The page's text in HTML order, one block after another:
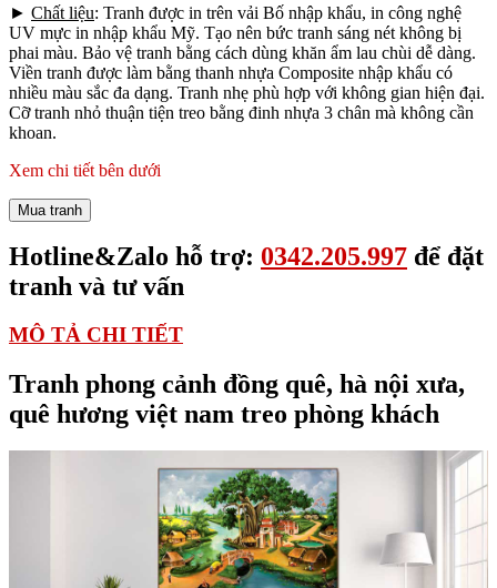
► Chất liệu: Tranh được in trên vải Bố nhập khẩu, in công nghệ
UV mực in nhập khẩu Mỹ. Tạo nên bức tranh sáng nét không bị
phai màu. Bảo vệ tranh bằng cách dùng khăn ẩm lau chùi dễ dàng.
Viền tranh được làm bằng thanh nhựa Composite nhập khẩu có
nhiều màu sắc đa dạng. Tranh nhẹ phù hợp với không gian hiện đại.
Cỡ tranh nhỏ thuận tiện treo bằng đinh nhựa 3 chân mà không cần
khoan.
Xem chi tiết bên dưới
Mua tranh
Hotline&Zalo hỗ trợ: 0342.205.997 để đặt
tranh và tư vấn
MÔ TẢ CHI TIẾT
Tranh phong cảnh đồng quê, hà nội xưa,
quê hương việt nam treo phòng khách